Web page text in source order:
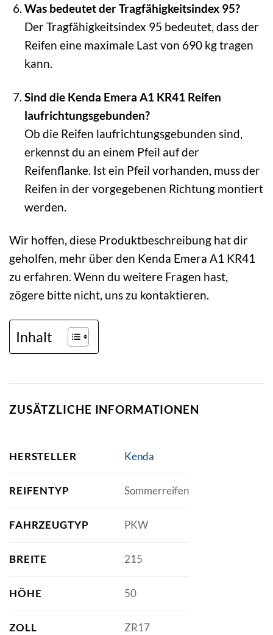
Was bedeutet der Tragfähigkeitsindex 95?
Der Tragfähigkeitsindex 95 bedeutet, dass der
Reifen eine maximale Last von 690 kg tragen
kann.
Sind die Kenda Emera A1 KR41 Reifen
laufrichtungsgebunden?
Ob die Reifen laufrichtungsgebunden sind,
erkennst du an einem Pfeil auf der
Reifenflanke. Ist ein Pfeil vorhanden, muss der
Reifen in der vorgegebenen Richtung montiert
werden.
Wir hoffen, diese Produktbeschreibung hat dir
geholfen, mehr über den Kenda Emera A1 KR41
zu erfahren. Wenn du weitere Fragen hast,
zögere bitte nicht, uns zu kontaktieren.
Inhalt
ZUSÄTZLICHE INFORMATIONEN
HERSTELLER Kenda
REIFENTYP Sommerreifen
FAHRZEUGTYP PKW
BREITE 215
HÖHE 50
ZOLL ZR17